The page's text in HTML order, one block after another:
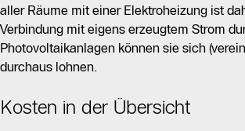
aller Räume mit einer Elektroheizung ist
Verbindung mit eigens erzeugtem Strom
Photovoltaikanlagen können sie sich
durchaus lohnen.
Kosten in der Übersicht